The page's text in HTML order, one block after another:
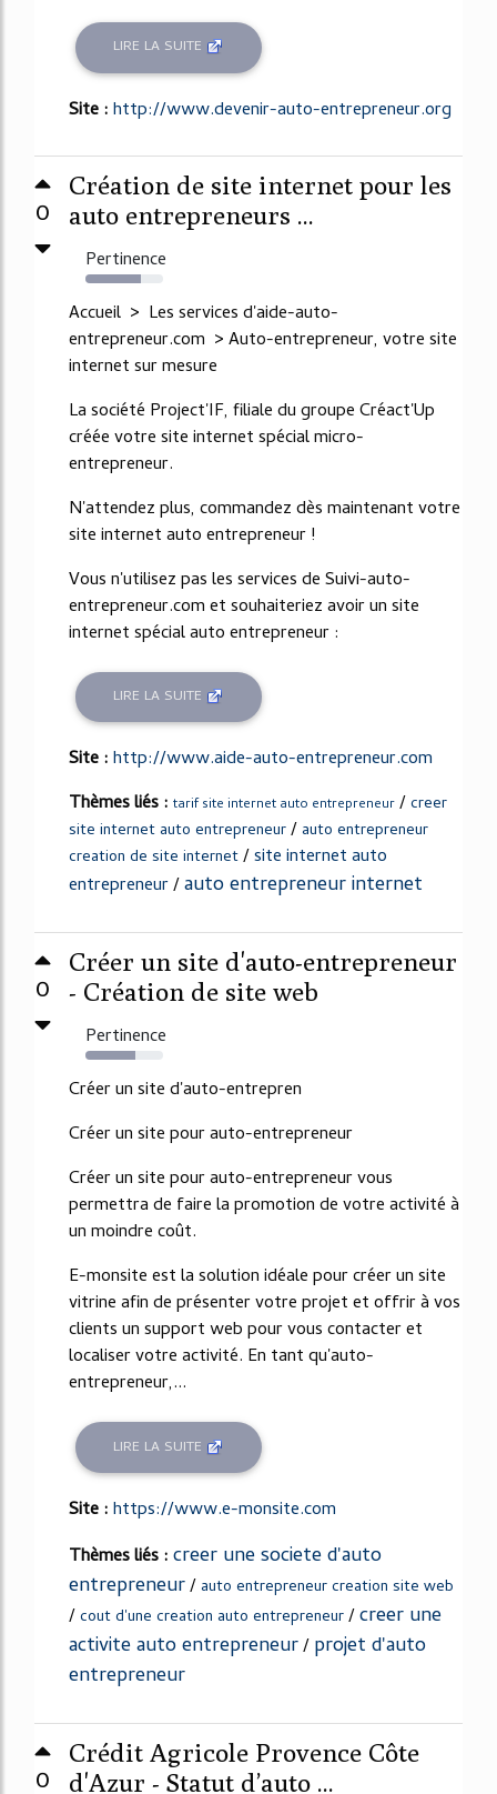
LIRE LA SUITE
Site :http://www.devenir-auto-entrepreneur.org
0
Création de site internet pour les
auto entrepreneurs ...
Pertinence
71%
Accueil > Les services d'aide-auto-
entrepreneur.com > Auto-entrepreneur, votre site
internet sur mesure
La société Project'IF, filiale du groupe Créact'Up
créée votre site internet spécial micro-
entrepreneur.
N'attendez plus, commandez dès maintenant votre
site internet auto entrepreneur !
Vous n'utilisez pas les services de Suivi-auto-
entrepreneur.com et souhaiteriez avoir un site
internet spécial auto entrepreneur :
LIRE LA SUITE
Site :http://www.aide-auto-entrepreneur.com
Thèmes liés : tarif site internet auto entrepreneur /creer
site internet auto entrepreneur/auto entrepreneur
creation de site internet/site internet auto
entrepreneur/auto entrepreneur internet
0
Créer un site d'auto-entrepreneur
- Création de site web
Pertinence
64%
Créer un site d'auto-entrepren
Créer un site pour auto-entrepreneur
Créer un site pour auto-entrepreneur vous
permettra de faire la promotion de votre activité à
un moindre coût.
E-monsite est la solution idéale pour créer un site
vitrine afin de présenter votre projet et offrir à vos
clients un support web pour vous contacter et
localiser votre activité. En tant qu'auto-
entrepreneur,...
LIRE LA SUITE
Site :https://www.e-monsite.com
Thèmes liés :creer une societe d'auto
entrepreneur/auto entrepreneur creation site web
/cout d'une creation auto entrepreneur/creer une
activite auto entrepreneur/projet d'auto
entrepreneur
0
Crédit Agricole Provence Côte
d'Azur - Statut d’auto ...